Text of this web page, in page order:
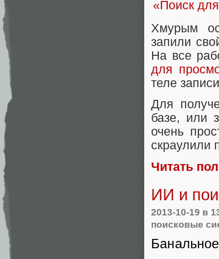
Хмурым
запили
На все
для
теле
Для
базе, или
очень
скраулили
Читать
ИИ и
2013-10-19 в
поисковые